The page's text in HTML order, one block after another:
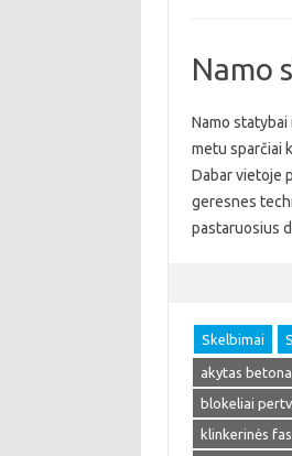
Namo
Namo
metu sparčiai
Dabar vietoje
geresnes
pastaruosius
Skelbimai
akytas
blokeliai
klinkerinės